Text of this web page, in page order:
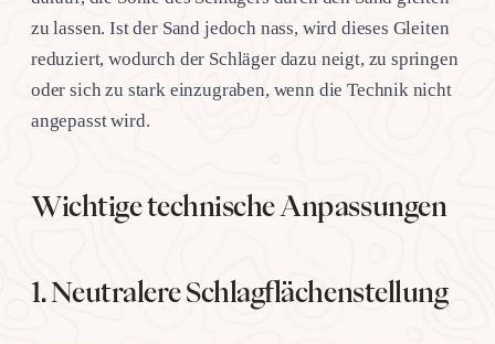
zu lassen. Ist der Sand jedoch nass, wird dieses Gleiten
reduziert, wodurch der Schläger dazu neigt, zu springen
oder sich zu stark einzugraben, wenn die Technik nicht
angepasst wird.
Wichtige technische Anpassungen
1. Neutralere Schlagflächenstellung